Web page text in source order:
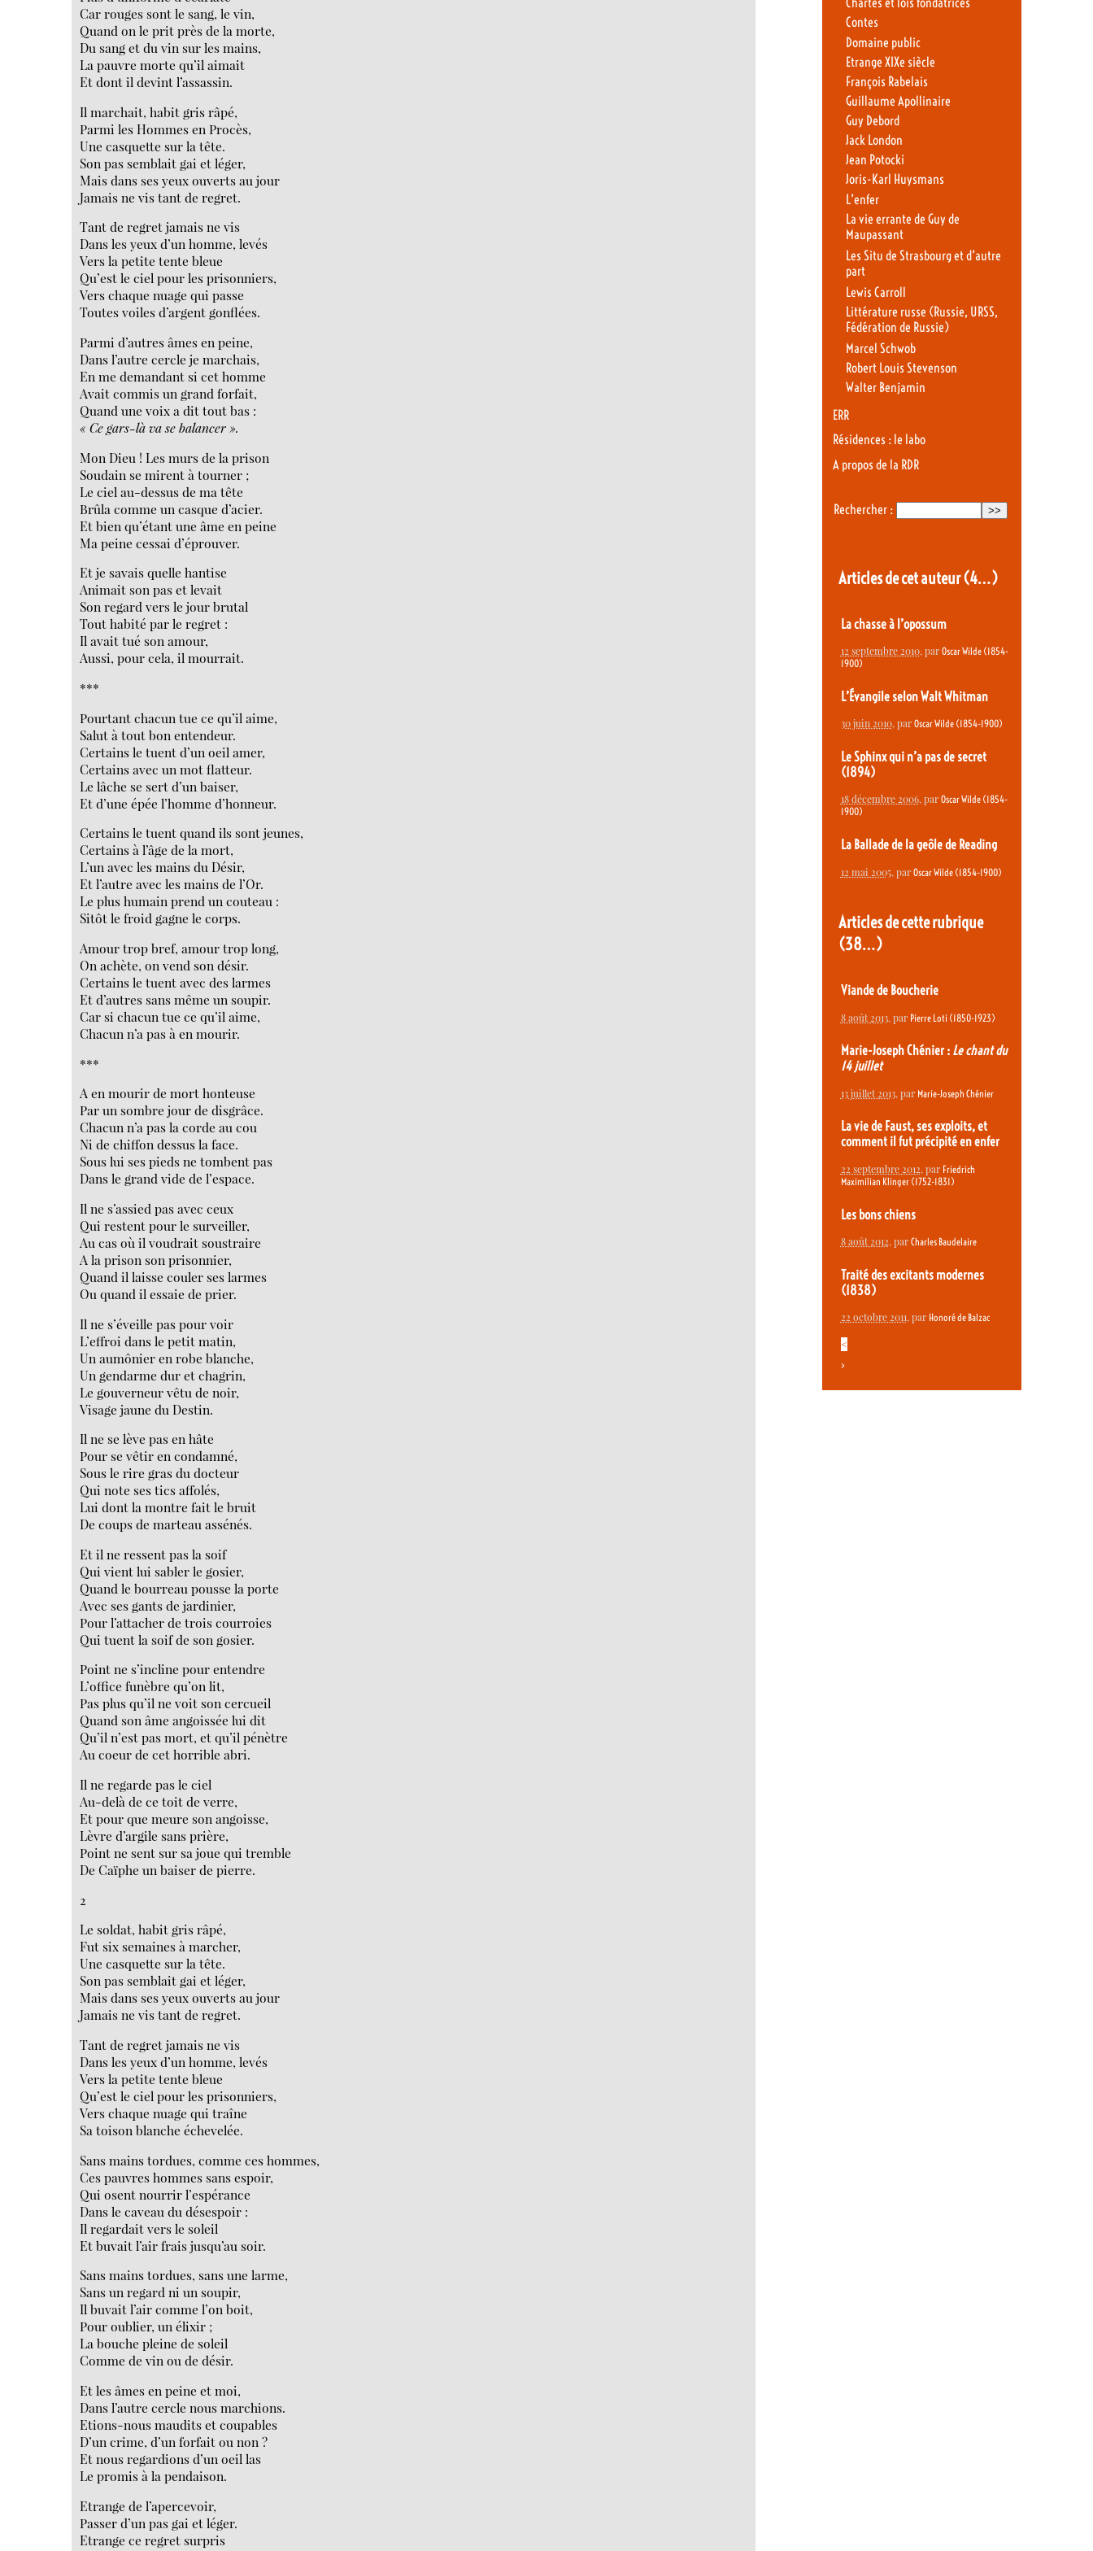
Car rouges sont le sang, le vin,
Quand on le prit près de la morte,
Du sang et du vin sur les mains,
La pauvre morte qu’il aimait
Et dont il devint l’assassin.
Il marchait, habit gris râpé,
Parmi les Hommes en Procès,
Une casquette sur la tête.
Son pas semblait gai et léger,
Mais dans ses yeux ouverts au jour
Jamais ne vis tant de regret.
Tant de regret jamais ne vis
Dans les yeux d’un homme, levés
Vers la petite tente bleue
Qu’est le ciel pour les prisonniers,
Vers chaque nuage qui passe
Toutes voiles d’argent gonflées.
Parmi d’autres âmes en peine,
Dans l’autre cercle je marchais,
En me demandant si cet homme
Avait commis un grand forfait,
Quand une voix a dit tout bas :
« Ce gars-là va se balancer ».
Mon Dieu ! Les murs de la prison
Soudain se mirent à tourner ;
Le ciel au-dessus de ma tête
Brûla comme un casque d’acier.
Et bien qu’étant une âme en peine
Ma peine cessai d’éprouver.
Et je savais quelle hantise
Animait son pas et levait
Son regard vers le jour brutal
Tout habité par le regret :
Il avait tué son amour,
Aussi, pour cela, il mourrait.
***
Pourtant chacun tue ce qu’il aime,
Salut à tout bon entendeur.
Certains le tuent d’un oeil amer,
Certains avec un mot flatteur.
Le lâche se sert d’un baiser,
Et d’une épée l’homme d’honneur.
Certains le tuent quand ils sont jeunes,
Certains à l’âge de la mort,
L’un avec les mains du Désir,
Et l’autre avec les mains de l’Or.
Le plus humain prend un couteau :
Sitôt le froid gagne le corps.
Amour trop bref, amour trop long,
On achète, on vend son désir.
Certains le tuent avec des larmes
Et d’autres sans même un soupir.
Car si chacun tue ce qu’il aime,
Chacun n’a pas à en mourir.
***
A en mourir de mort honteuse
Par un sombre jour de disgrâce.
Chacun n’a pas la corde au cou
Ni de chiffon dessus la face.
Sous lui ses pieds ne tombent pas
Dans le grand vide de l’espace.
Il ne s’assied pas avec ceux
Qui restent pour le surveiller,
Au cas où il voudrait soustraire
A la prison son prisonnier,
Quand il laisse couler ses larmes
Ou quand il essaie de prier.
Il ne s’éveille pas pour voir
L’effroi dans le petit matin,
Un aumônier en robe blanche,
Un gendarme dur et chagrin,
Le gouverneur vêtu de noir,
Visage jaune du Destin.
Il ne se lève pas en hâte
Pour se vêtir en condamné,
Sous le rire gras du docteur
Qui note ses tics affolés,
Lui dont la montre fait le bruit
De coups de marteau assénés.
Et il ne ressent pas la soif
Qui vient lui sabler le gosier,
Quand le bourreau pousse la porte
Avec ses gants de jardinier,
Pour l’attacher de trois courroies
Qui tuent la soif de son gosier.
Point ne s’incline pour entendre
L’office funèbre qu’on lit,
Pas plus qu’il ne voit son cercueil
Quand son âme angoissée lui dit
Qu’il n’est pas mort, et qu’il pénètre
Au coeur de cet horrible abri.
Il ne regarde pas le ciel
Au-delà de ce toit de verre,
Et pour que meure son angoisse,
Lèvre d’argile sans prière,
Point ne sent sur sa joue qui tremble
De Caïphe un baiser de pierre.
2
Le soldat, habit gris râpé,
Fut six semaines à marcher,
Une casquette sur la tête.
Son pas semblait gai et léger,
Mais dans ses yeux ouverts au jour
Jamais ne vis tant de regret.
Tant de regret jamais ne vis
Dans les yeux d’un homme, levés
Vers la petite tente bleue
Qu’est le ciel pour les prisonniers,
Vers chaque nuage qui traîne
Sa toison blanche échevelée.
Sans mains tordues, comme ces hommes,
Ces pauvres hommes sans espoir,
Qui osent nourrir l’espérance
Dans le caveau du désespoir :
Il regardait vers le soleil
Et buvait l’air frais jusqu’au soir.
Sans mains tordues, sans une larme,
Sans un regard ni un soupir,
Il buvait l’air comme l’on boit,
Pour oublier, un élixir ;
La bouche pleine de soleil
Comme de vin ou de désir.
Et les âmes en peine et moi,
Dans l’autre cercle nous marchions.
Etions-nous maudits et coupables
D’un crime, d’un forfait ou non ?
Et nous regardions d’un oeil las
Le promis à la pendaison.
Etrange de l’apercevoir,
Passer d’un pas gai et léger.
Etrange ce regret surpris
Contes
Domaine public
Etrange XIXe siècle
François Rabelais
Guillaume Apollinaire
Guy Debord
Jack London
Jean Potocki
Joris-Karl Huysmans
L’enfer
La vie errante de Guy de
Maupassant
Les Situ de Strasbourg et d’autre
part
Lewis Carroll
Littérature russe (Russie, URSS,
Fédération de Russie)
Marcel Schwob
Robert Louis Stevenson
Walter Benjamin
ERR
Résidences : le labo
A propos de la RDR
Rechercher :
Articles de cet auteur(4…)
La chasse à l’opossum
12 septembre 2010, par Oscar Wilde (1854-
1900)
L’Évangile selon Walt Whitman
30 juin 2010, par Oscar Wilde (1854-1900)
Le Sphinx qui n’a pas de secret
(1894)
18 décembre 2006, par Oscar Wilde (1854-
1900)
La Ballade de la geôle de Reading
12 mai 2005, par Oscar Wilde (1854-1900)
Articles de cette rubrique
(38…)
Viande de Boucherie
8 août 2013, par Pierre Loti (1850-1923)
Marie-Joseph Chénier : Le chant du
14 juillet
13 juillet 2013, par Marie-Joseph Chénier
La vie de Faust, ses exploits, et
comment il fut précipité en enfer
22 septembre 2012, par Friedrich
Maximilian Klinger (1752-1831)
Les bons chiens
8 août 2012, par Charles Baudelaire
Traité des excitants modernes
(1838)
22 octobre 2011, par Honoré de Balzac
<
>